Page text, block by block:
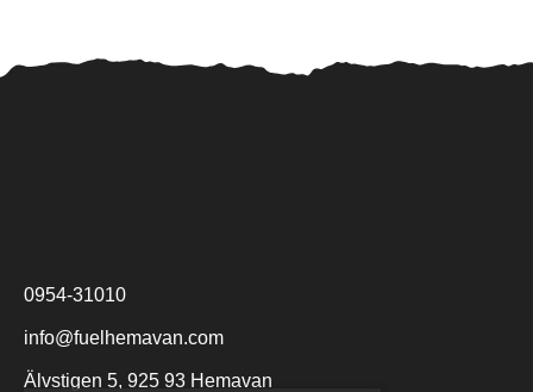
0954-31010
info@fuelhemavan.com
Älvstigen 5, 925 93 Hemavan